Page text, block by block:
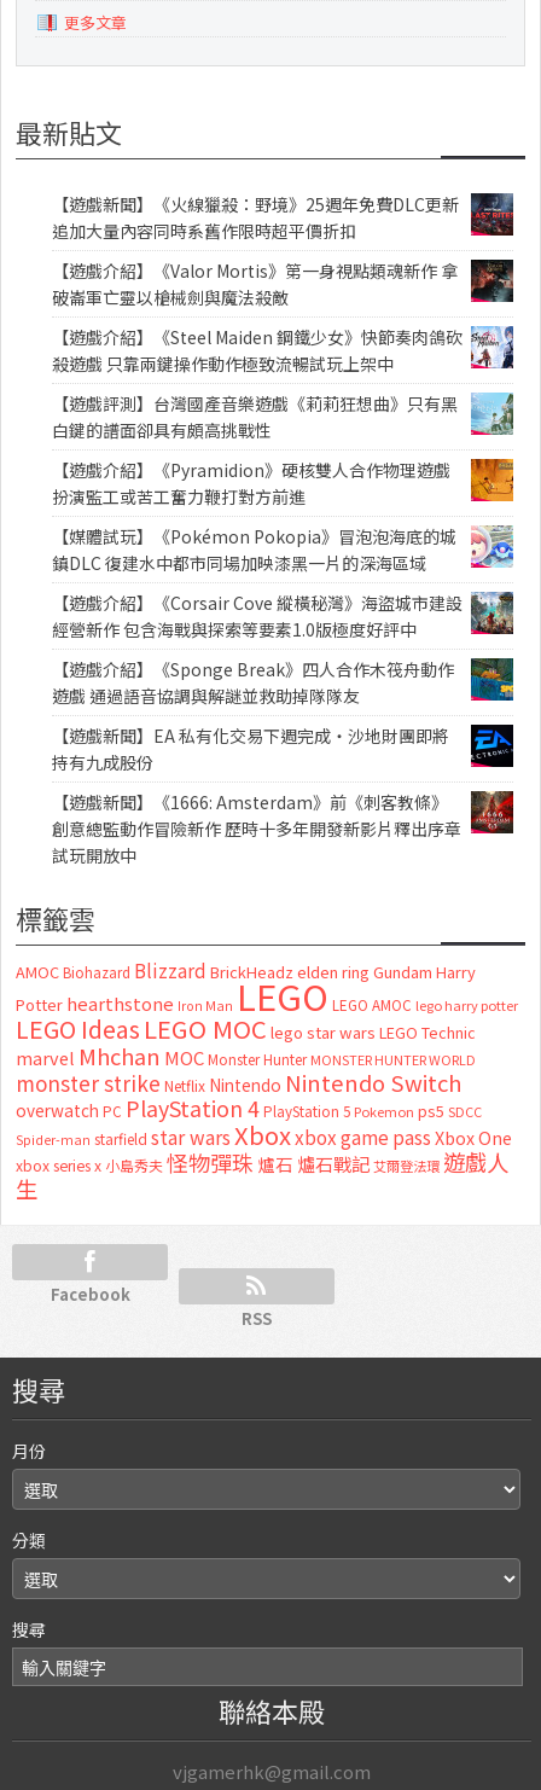
更多文章
最新貼文
【遊戲新聞】《火線獵殺：野境》25週年免費DLC更新
追加大量內容同時系舊作限時超平價折扣
【遊戲介紹】《Valor Mortis》第一身視點類魂新作 拿
破崙軍亡靈以槍械劍與魔法殺敵
【遊戲介紹】《Steel Maiden 鋼鐵少女》快節奏肉鴿砍
殺遊戲 只靠兩鍵操作動作極致流暢試玩上架中
【遊戲評測】台灣國產音樂遊戲《莉莉狂想曲》只有黑
白鍵的譜面卻具有頗高挑戰性
【遊戲介紹】《Pyramidion》硬核雙人合作物理遊戲
扮演監工或苦工奮力鞭打對方前進
【媒體試玩】《Pokémon Pokopia》冒泡泡海底的城
鎮DLC 復建水中都市同場加映漆黑一片的深海區域
【遊戲介紹】《Corsair Cove 縱橫秘灣》海盜城市建設
經營新作 包含海戰與探索等要素1.0版極度好評中
【遊戲介紹】《Sponge Break》四人合作木筏舟動作
遊戲 通過語音協調與解謎並救助掉隊隊友
【遊戲新聞】EA 私有化交易下週完成・沙地財團即將
持有九成股份
【遊戲新聞】《1666: Amsterdam》前《刺客教條》
創意總監動作冒險新作 歷時十多年開發新影片釋出序章
試玩開放中
標籤雲
AMOC Biohazard Blizzard BrickHeadz elden ring Gundam Harry
Potter hearthstone Iron Man LEGO LEGO AMOC lego harry potter
LEGO Ideas LEGO MOC lego star wars LEGO Technic
marvel Mhchan MOC Monster Hunter MONSTER HUNTER WORLD
monster strike Netflix Nintendo Nintendo Switch
overwatch PC PlayStation 4 PlayStation 5 Pokemon ps5 SDCC
Spider-man starfield star warsXboxxbox game passXbox One
xbox series x 小島秀夫怪物彈珠 爐石 爐石戰記艾爾登法環 遊戲人
生
Facebook
RSS
搜尋
月份
分類
搜尋
聯絡本殿
vjgamerhk@gmail.com